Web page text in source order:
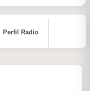
Perfil Radio